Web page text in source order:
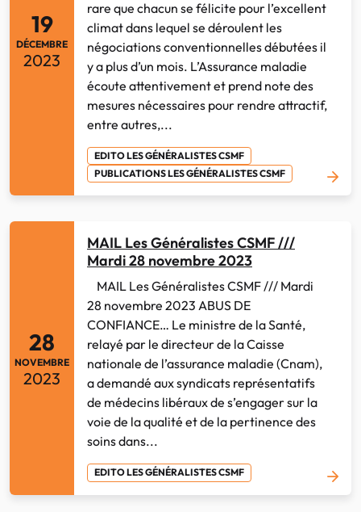
19
DÉCEMBRE
2023
rare que chacun se félicite pour l’excellent
climat dans lequel se déroulent les
négociations conventionnelles débutées il
y a plus d’un mois. L’Assurance maladie
écoute attentivement et prend note des
mesures nécessaires pour rendre attractif,
entre autres,...
EDITO LES GÉNÉRALISTES CSMF
PUBLICATIONS LES GÉNÉRALISTES CSMF
28
NOVEMBRE
2023
MAIL Les Généralistes CSMF ///
Mardi 28 novembre 2023
MAIL Les Généralistes CSMF /// Mardi
28 novembre 2023 ABUS DE
CONFIANCE… Le ministre de la Santé,
relayé par le directeur de la Caisse
nationale de l’assurance maladie (Cnam),
a demandé aux syndicats représentatifs
de médecins libéraux de s’engager sur la
voie de la qualité et de la pertinence des
soins dans...
EDITO LES GÉNÉRALISTES CSMF